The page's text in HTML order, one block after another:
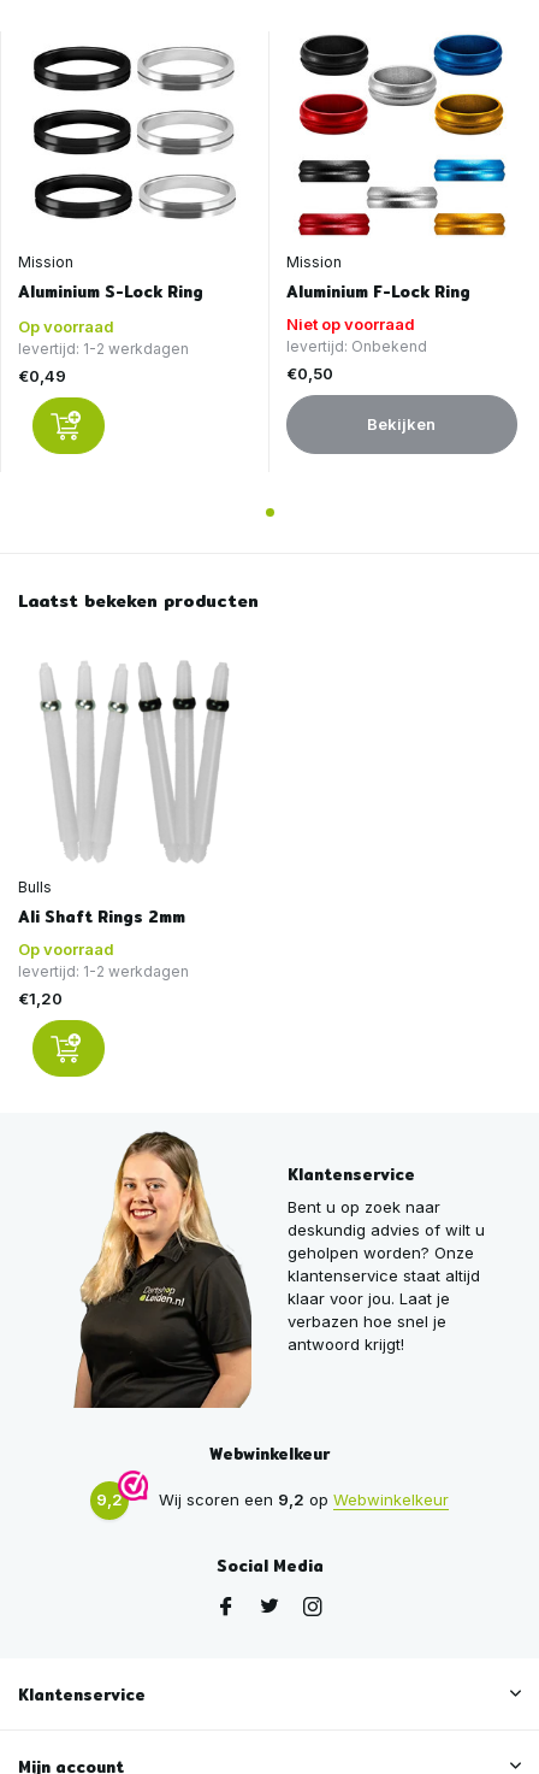
Mission
Aluminium S-Lock Ring
Op voorraad
levertijd: 1-2 werkdagen
€0,49
Mission
Aluminium F-Lock Ring
Niet op voorraad
levertijd: Onbekend
€0,50
Bekijken
Laatst bekeken producten
Bulls
Ali Shaft Rings 2mm
Op voorraad
levertijd: 1-2 werkdagen
€1,20
Klantenservice
Bent u op zoek naar
deskundig advies of wilt u
geholpen worden? Onze
klantenservice staat altijd
klaar voor jou. Laat je
verbazen hoe snel je
antwoord krijgt!
Webwinkelkeur
9,2 Wij scoren een 9,2 op Webwinkelkeur
Social Media
Klantenservice
Mijn account